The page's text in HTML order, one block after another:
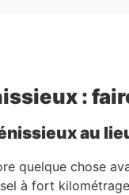
:
au
quelque chose
à fort